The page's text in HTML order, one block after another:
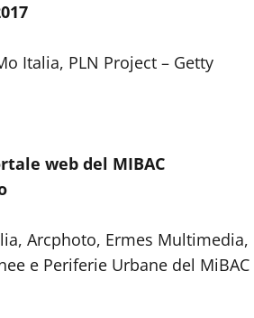
Italia, PLN Project – Getty
web del MIBAC
Arcphoto, Ermes Multimedia,
e Periferie Urbane del MiBAC